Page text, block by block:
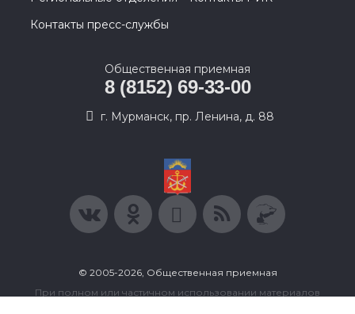
Контакты пресс-службы
Общественная приемная
8 (8152) 69-33-00
г. Мурманск, пр. Ленина, д. 88
© 2005-2026, Общественная приемная
При полном или частичном использовании материалов